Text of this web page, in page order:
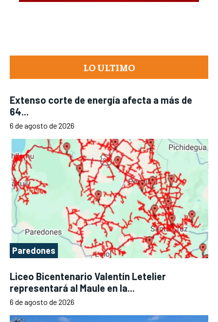
LO ULTIMO
Extenso corte de energía afecta a más de
64...
6 de agosto de 2026
Paredones
Liceo Bicentenario Valentín Letelier
representará al Maule en la...
6 de agosto de 2026